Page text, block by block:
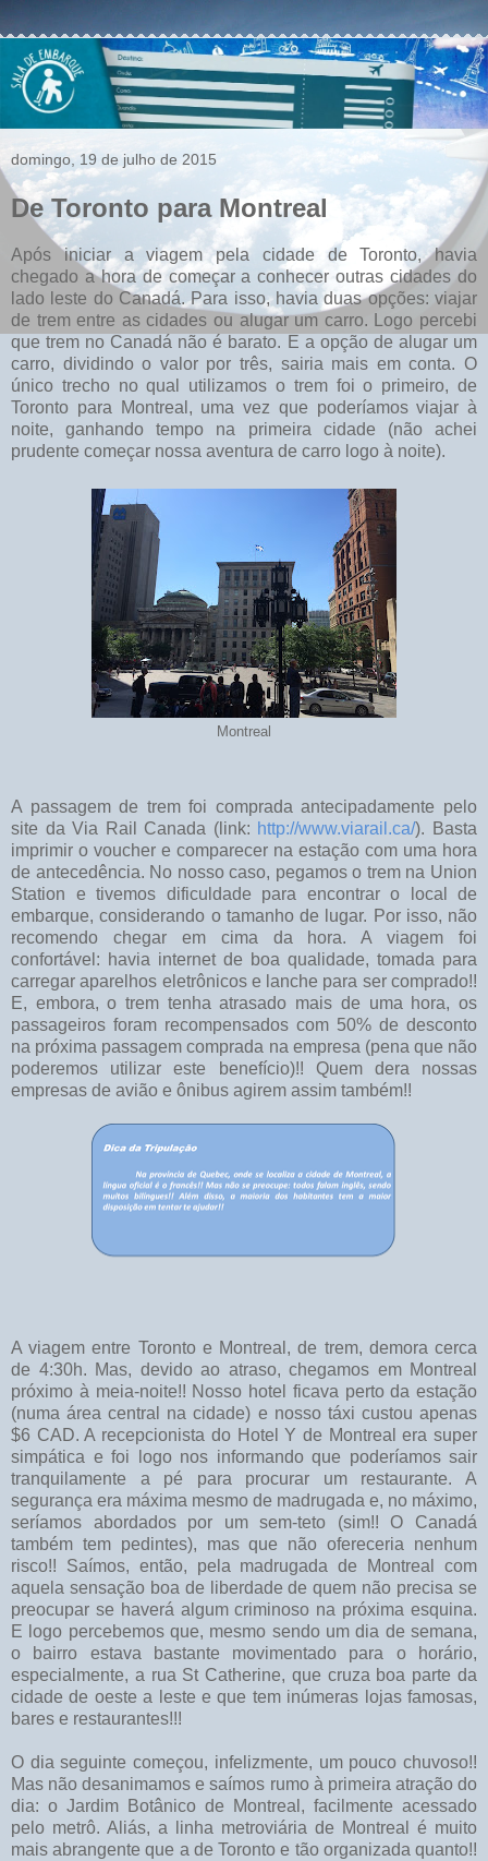
domingo, 19 de julho de 2015
De Toronto para Montreal
Após iniciar a viagem pela cidade de Toronto, havia
chegado a hora de começar a conhecer outras cidades do
lado leste do Canadá. Para isso, havia duas opções: viajar
de trem entre as cidades ou alugar um carro. Logo percebi
que trem no Canadá não é barato. E a opção de alugar um
carro, dividindo o valor por três, sairia mais em conta. O
único trecho no qual utilizamos o trem foi o primeiro, de
Toronto para Montreal, uma vez que poderíamos viajar à
noite, ganhando tempo na primeira cidade (não achei
prudente começar nossa aventura de carro logo à noite).
Montreal
A passagem de trem foi comprada antecipadamente pelo
site da Via Rail Canada (link: http://www.viarail.ca/). Basta
imprimir o voucher e comparecer na estação com uma hora
de antecedência. No nosso caso, pegamos o trem na Union
Station e tivemos dificuldade para encontrar o local de
embarque, considerando o tamanho de lugar. Por isso, não
recomendo chegar em cima da hora. A viagem foi
confortável: havia internet de boa qualidade, tomada para
carregar aparelhos eletrônicos e lanche para ser comprado!!
E, embora, o trem tenha atrasado mais de uma hora, os
passageiros foram recompensados com 50% de desconto
na próxima passagem comprada na empresa (pena que não
poderemos utilizar este benefício)!! Quem dera nossas
empresas de avião e ônibus agirem assim também!!
A viagem entre Toronto e Montreal, de trem, demora cerca
de 4:30h. Mas, devido ao atraso, chegamos em Montreal
próximo à meia-noite!! Nosso hotel ficava perto da estação
(numa área central na cidade) e nosso táxi custou apenas
$6 CAD. A recepcionista do Hotel Y de Montreal era super
simpática e foi logo nos informando que poderíamos sair
tranquilamente a pé para procurar um restaurante. A
segurança era máxima mesmo de madrugada e, no máximo,
seríamos abordados por um sem-teto (sim!! O Canadá
também tem pedintes), mas que não ofereceria nenhum
risco!! Saímos, então, pela madrugada de Montreal com
aquela sensação boa de liberdade de quem não precisa se
preocupar se haverá algum criminoso na próxima esquina.
E logo percebemos que, mesmo sendo um dia de semana,
o bairro estava bastante movimentado para o horário,
especialmente, a rua St Catherine, que cruza boa parte da
cidade de oeste a leste e que tem inúmeras lojas famosas,
bares e restaurantes!!!
O dia seguinte começou, infelizmente, um pouco chuvoso!!
Mas não desanimamos e saímos rumo à primeira atração do
dia: o Jardim Botânico de Montreal, facilmente acessado
pelo metrô. Aliás, a linha metroviária de Montreal é muito
mais abrangente que a de Toronto e tão organizada quanto!!